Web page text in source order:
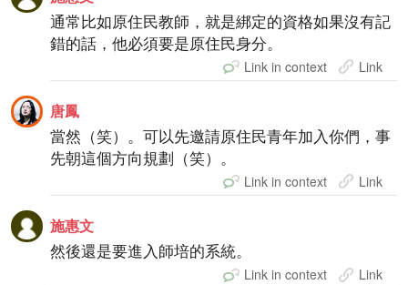
通常比如原住民教師，就是綁定的資格如果沒有記
錯的話，他必須要是原住民身分。
Link in context Link
唐鳳
當然（笑）。可以先邀請原住民青年加入你們，事
先朝這個方向規劃（笑）。
Link in context Link
施惠文
然後還是要進入師培的系統。
Link in context Link